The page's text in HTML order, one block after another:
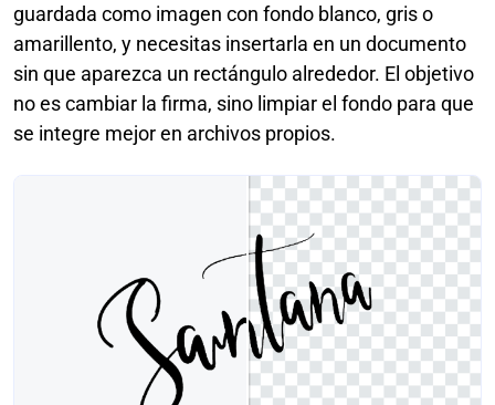
guardada como imagen con fondo blanco, gris o
amarillento, y necesitas insertarla en un documento
sin que aparezca un rectángulo alrededor. El objetivo
no es cambiar la firma, sino limpiar el fondo para que
se integre mejor en archivos propios.